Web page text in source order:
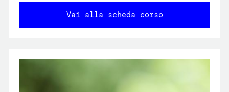
Vai alla scheda corso